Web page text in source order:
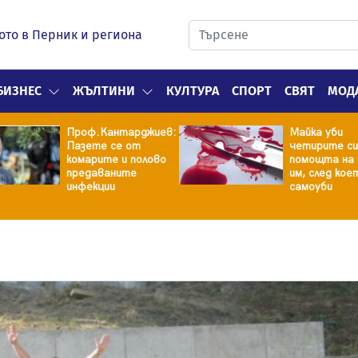
в Перник и региона
ЖЪЛТИНИ КУЛТУРА СПОРТ СВЯТ
Проф.Кантарджиев:
Пазете се от
комарите и полово
предаваните
инфекции
Майка уби
четирите
помощта на
им, след
самоуби